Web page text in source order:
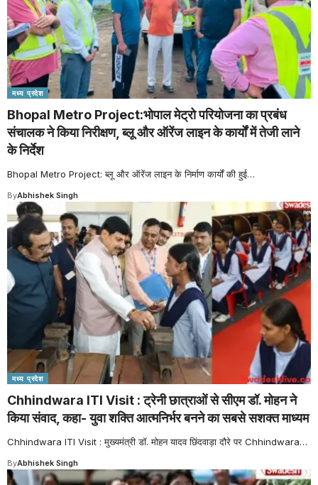
मध्य प्रदेश
Bhopal Metro Project:भोपाल मेट्रो परियोजना का प्रबंध
संचालक ने किया निरीक्षण, ब्लू और ऑरेंज लाइन के कार्यों में तेजी लाने
के निर्देश
Bhopal Metro Project: ब्लू और ऑरेंज लाइन के निर्माण कार्यों की हुई…
ByAbhishek Singh
मध्य प्रदेश
Chhindwara ITI Visit : ट्रेनी छात्राओं से सीएम डॉ. मोहन ने
किया संवाद, कहा- युवा शक्ति आत्मनिर्भर बनने का सबसे सशक्त माध्यम
Chhindwara ITI Visit : मुख्यमंत्री डॉ. मोहन यादव छिंदवाड़ा दौरे पर Chhindwara…
ByAbhishek Singh